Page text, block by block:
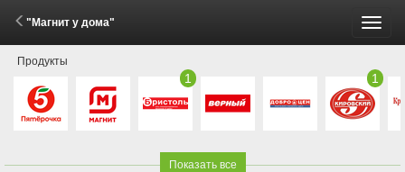
меню
"Магнит у дома"
Продукты
1 1
Показать все